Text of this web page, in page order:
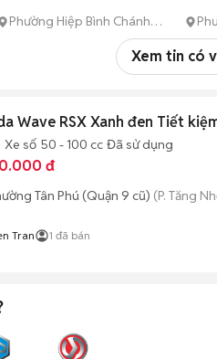
Phường Hiệp Bình Chánh
Xem tin có
Wave RSX Xanh đen Tiết
Xe số 50 - 100 cc Đã sử dụng
đ
Tân Phú (Quận 9 cũ) (P. Tăng
Tran 1 đã bán